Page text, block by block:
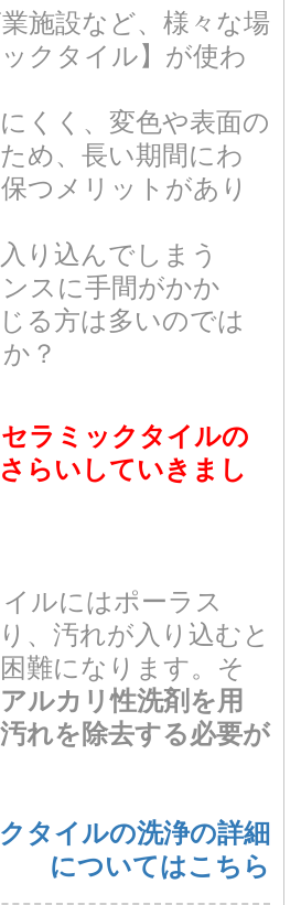
施設など、様々な場
クタイル】が使わ
くく、変色や表面の
め、長い期間にわ
つメリットがあり
り込んでしまう
スに手間がかか
る方は多いのでは
？
ラミックタイルの
らいしていきまし
ルにはポーラス
、汚れが入り込むと
難になります。そ
ルカリ性洗剤を用
れを除去する必要が
タイルの洗浄の詳細
についてはこちら